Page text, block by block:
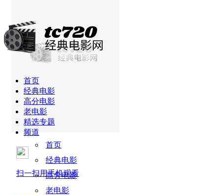
首页
经典电影
高分电影
老电影
精选专题
频道
首页
经典电影
高分电影
老电影
扫一扫用手机观看